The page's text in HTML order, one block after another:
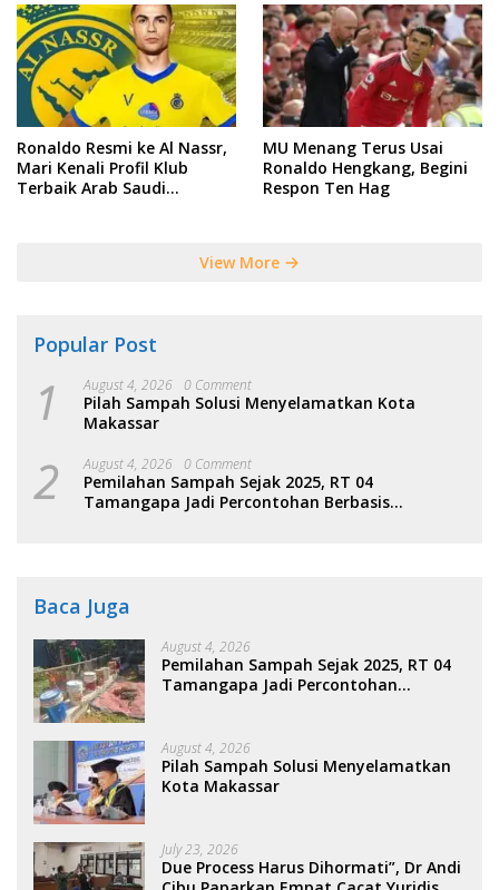
Ronaldo Resmi ke Al Nassr,
Mari Kenali Profil Klub
Terbaik Arab Saudi
MU Menang Terus Usai
Ronaldo Hengkang, Begini
Respon Ten Hag
View More
Popular Post
1 August 4, 2026 0 Comment
Pilah Sampah Solusi Menyelamatkan Kota
Makassar
2 August 4, 2026 0 Comment
Pemilahan Sampah Sejak 2025, RT 04
Tamangapa Jadi Percontohan Berbasis
Baca Juga
August 4, 2026
Pemilahan Sampah Sejak 2025, RT 04
Tamangapa Jadi Percontohan
August 4, 2026
Pilah Sampah Solusi Menyelamatkan
Kota Makassar
July 23, 2026
Due Process Harus Dihormati”, Dr Andi